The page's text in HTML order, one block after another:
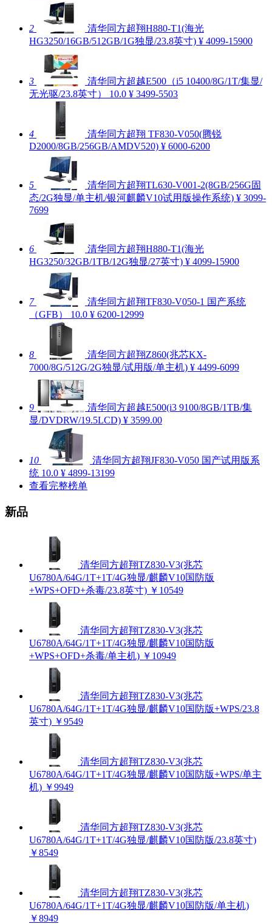
2
清华同方超翔H880-T1(海光
HG3250/16GB/512GB/1G独显/23.8英寸) ¥ 4099-15900
3
清华同方超越E500（i5 10400/8G/1T/集显/
无光驱/23.8英寸）
10.0 ¥ 3499-5503
4
清华同方超翔 TF830-V050(腾锐
D2000/8GB/256GB/AMDV520) ¥ 6000-6200
5
清华同方超翔TL630-V001-2(8GB/256G固
态/2G独显/单主机/银河麒麟V10试用版操作系统) ¥ 3099-
7699
6
清华同方超翔H880-T1(海光
HG3250/32GB/1TB/12G独显/27英寸) ¥ 4099-15900
7
清华同方超翔TF830-V050-1 国产系统
（GFB）
10.0 ¥ 6200-12999
8
清华同方超翔Z860(兆芯KX-
7000/8G/512G/2G独显/试用版/单主机) ¥ 4499-6099
9
清华同方超越E500(i3 9100/8GB/1TB/集
显/DVDRW/19.5LCD) ¥ 3599.00
10
清华同方超翔JF830-V050 国产试用版系
统 10.0 ¥ 4899-13199
查看完整榜单
新品
清华同方超翔TZ830-V3(兆芯
U6780A/64G/1T+1T/4G独显/麒麟V10国防版
+WPS+OFD+杀毒/23.8英寸) ￥10549
清华同方超翔TZ830-V3(兆芯
U6780A/64G/1T+1T/4G独显/麒麟V10国防版
+WPS+OFD+杀毒/单主机) ￥10949
清华同方超翔TZ830-V3(兆芯
U6780A/64G/1T+1T/4G独显/麒麟V10国防版+WPS/23.8
英寸) ￥9549
清华同方超翔TZ830-V3(兆芯
U6780A/64G/1T+1T/4G独显/麒麟V10国防版+WPS/单主
机) ￥9949
清华同方超翔TZ830-V3(兆芯
U6780A/64G/1T+1T/4G独显/麒麟V10国防版/23.8英寸)
￥8549
清华同方超翔TZ830-V3(兆芯
U6780A/64G/1T+1T/4G独显/麒麟V10国防版/单主机)
￥8949